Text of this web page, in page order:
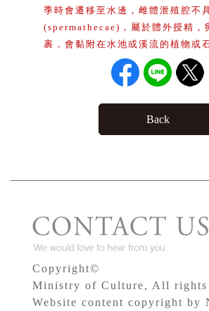
季時會遷移至水邊，雌體泄殖腔不
(spermathecae)，屬於體外授精，
裹，會黏附在水池或溪流的植物或
Back
Copyright©
Ministry of Culture, All rights
Website content copyright by